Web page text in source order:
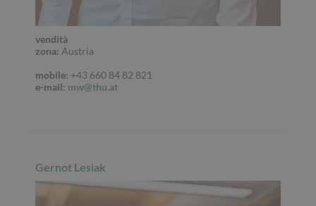
vendità
zona: Austria
mobile: +43 660 84 82 821
e-mail: mw@thu.at
Gernot Lesiak